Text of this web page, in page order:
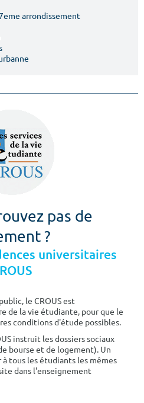
arrondissement
pas de
?
universitaires
le CROUS est
de la vie étudiante, pour que le
conditions d'étude possibles.
instruit les dossiers sociaux
bourse et de logement). Un
tous les étudiants les mêmes
dans l'enseignement